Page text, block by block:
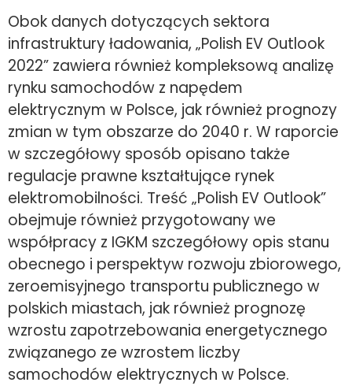
Obok danych dotyczących sektora
infrastruktury ładowania, „Polish EV Outlook
2022” zawiera również kompleksową analizę
rynku samochodów z napędem
elektrycznym w Polsce, jak również prognozy
zmian w tym obszarze do 2040 r. W raporcie
w szczegółowy sposób opisano także
regulacje prawne kształtujące rynek
elektromobilności. Treść „Polish EV Outlook”
obejmuje również przygotowany we
współpracy z IGKM szczegółowy opis stanu
obecnego i perspektyw rozwoju zbiorowego,
zeroemisyjnego transportu publicznego w
polskich miastach, jak również prognozę
wzrostu zapotrzebowania energetycznego
związanego ze wzrostem liczby
samochodów elektrycznych w Polsce.